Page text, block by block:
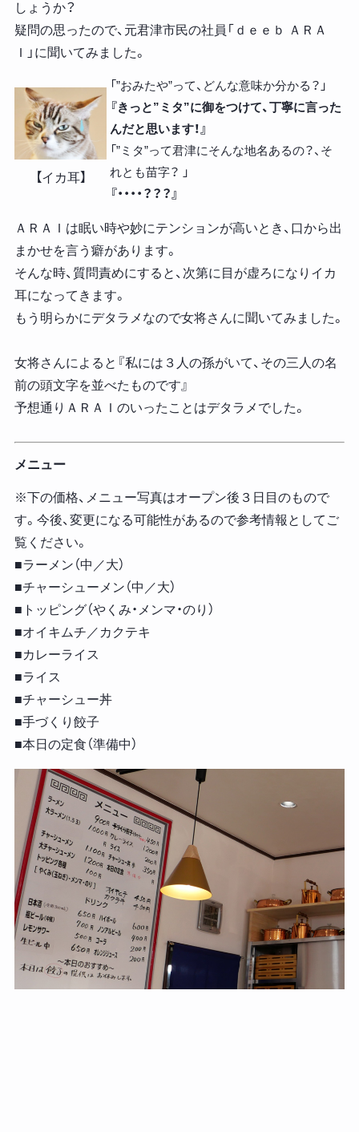
しょうか？
疑問の思ったので、元君津市民の社員「ｄｅｅｂ ＡＲＡ
Ｉ」に聞いてみました。
【イカ耳】
「”おみたや”って、どんな意味か分かる？」
『きっと”ミタ”に御をつけて、丁寧に言った
んだと思います！』
「”ミタ”って君津にそんな地名あるの？、そ
れとも苗字？ 」
『・・・・？？？』
ＡＲＡＩは眠い時や妙にテンションが高いとき、口から出
まかせを言う癖があります。
そんな時、質問責めにすると、次第に目が虚ろになりイカ
耳になってきます。
もう明らかにデタラメなので女将さんに聞いてみました。
女将さんによると『私には３人の孫がいて、その三人の名
前の頭文字を並べたものです』
予想通りＡＲＡＩのいったことはデタラメでした。
メニュー
※下の価格、メニュー写真はオープン後３日目のもので
す。今後、変更になる可能性があるので参考情報としてご
覧ください。
■ラーメン（中／大）
■チャーシューメン（中／大）
■トッピング（やくみ・メンマ・のり）
■オイキムチ／カクテキ
■カレーライス
■ライス
■チャーシュー丼
■手づくり餃子
■本日の定食（準備中）